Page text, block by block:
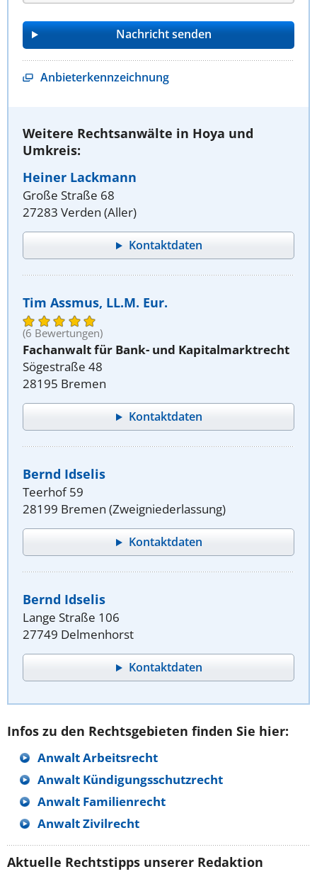
Anbieterkennzeichnung
Weitere Rechtsanwälte in Hoya und
Umkreis:
Heiner Lackmann
Große Straße 68
27283 Verden (Aller)
Kontaktdaten
Tim Assmus, LL.M. Eur.
(6 Bewertungen)
Fachanwalt für Bank- und Kapitalmarktrecht
Sögestraße 48
28195 Bremen
Kontaktdaten
Bernd Idselis
Teerhof 59
28199 Bremen (Zweigniederlassung)
Kontaktdaten
Bernd Idselis
Lange Straße 106
27749 Delmenhorst
Kontaktdaten
Infos zu den Rechtsgebieten finden Sie hier:
Anwalt Arbeitsrecht
Anwalt Kündigungsschutzrecht
Anwalt Familienrecht
Anwalt Zivilrecht
Aktuelle Rechtstipps unserer Redaktion